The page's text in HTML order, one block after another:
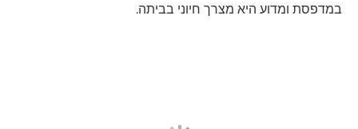
במדפסת ומדוע היא מצרך חיוני בביתה.